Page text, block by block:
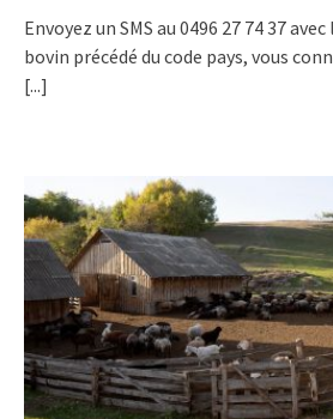
Envoyez un SMS au 0496 27 74 37
bovin précédé du code pays, vous
[...]